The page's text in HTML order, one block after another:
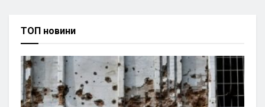
ТОП новини